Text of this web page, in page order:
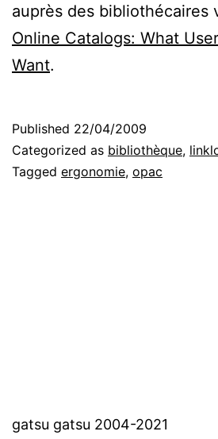
auprès des bibliothécaires
Online Catalogs: What
Want.
Published 22/04/2009
Categorized as bibliothèque,
Tagged ergonomie, opac
gatsu gatsu 2004-2021